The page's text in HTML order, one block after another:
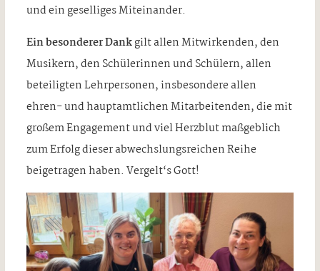
und ein geselliges Miteinander.
Ein besonderer Dankgilt allen Mitwirkenden, den
Musikern, den Schülerinnen und Schülern, allen
beteiligten Lehrpersonen, insbesondere allen
ehren- und hauptamtlichen Mitarbeitenden, die mit
großem Engagement und viel Herzblut maßgeblich
zum Erfolg dieser abwechslungsreichen Reihe
beigetragen haben. Vergelt‘s Gott!